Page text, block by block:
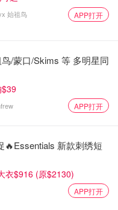
之就是主打一个协作配
始祖鸟 APP打开
/蒙口/Skims 等 多明星同
APP打开
🔥Essentials 新款刺绣短
衣$916 (原$2130)
APP打开